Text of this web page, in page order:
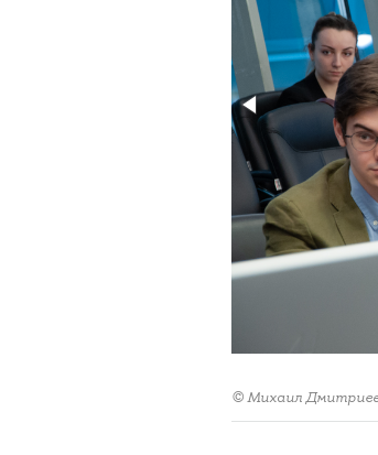
© Михаил